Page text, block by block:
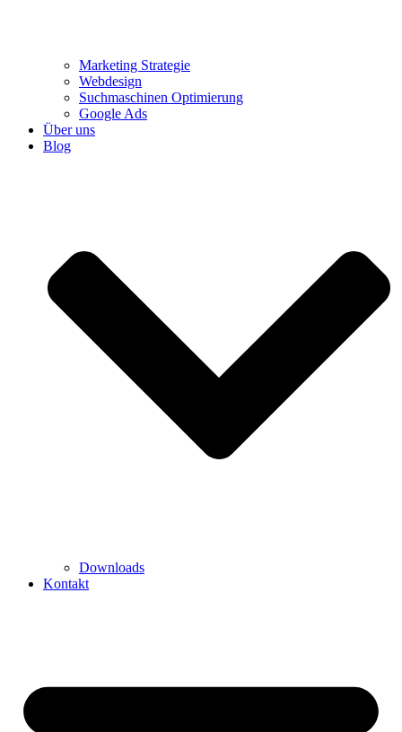
Marketing Strategie
Webdesign
Suchmaschinen Optimierung
Google Ads
Über uns
Blog
Downloads
Kontakt